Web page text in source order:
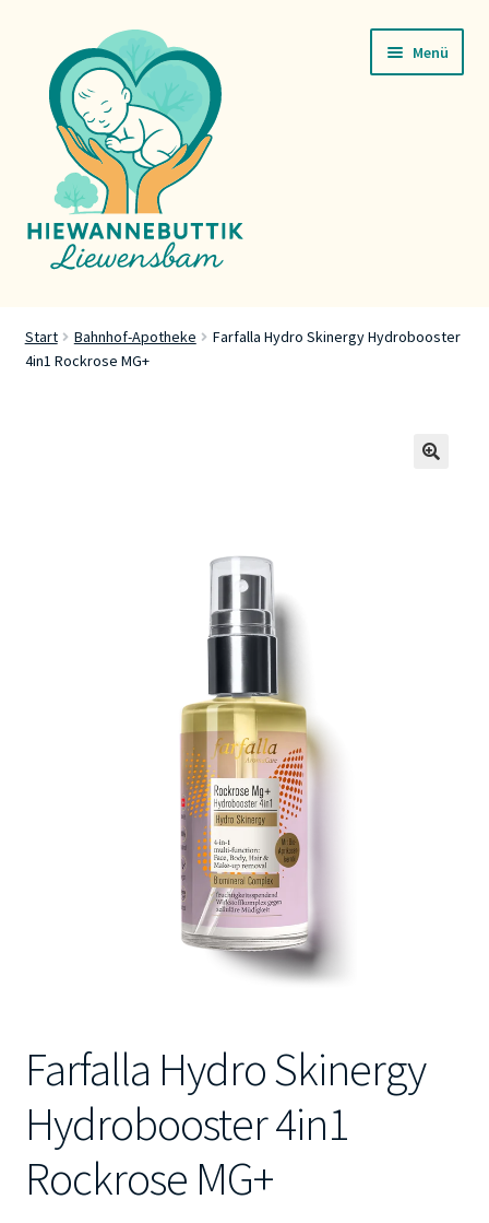
Navigation
springen
Inhalt
springen
Menü
Servicer
Start Bahnhof-Apotheke
Farfalla Hydro Skinergy Hydrobooster
4in1 Rockrose MG+
Farfalla Hydro Skinergy
Hydrobooster 4in1
Rockrose MG+